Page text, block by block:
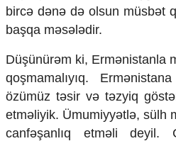
bircə dənə də olsun müsbət
başqa məsələdir.
Düşünürəm ki, Ermənistanla
qoşmamalıyıq.
özümüz təsir və təzyiq
etməliyik. Ümumiyyətlə, sülh
canfəşanlıq etməli